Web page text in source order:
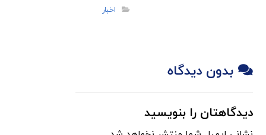
اخبار
بدون دیدگاه
دیدگاهتان را بنویسید